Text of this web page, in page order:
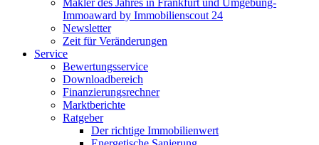
Makler des Jahres in Frankfurt und Umgebung-
Immoaward by Immobilienscout 24
Newsletter
Zeit für Veränderungen
Service
Bewertungsservice
Downloadbereich
Finanzierungsrechner
Marktberichte
Ratgeber
Der richtige Immobilienwert